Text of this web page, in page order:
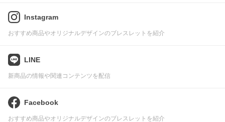
Instagram
おすすめ商品やオリジナルデザインのブレスレットを紹介
LINE
新商品の情報や関連コンテンツを配信
Facebook
おすすめ商品やオリジナルデザインのブレスレットを紹介